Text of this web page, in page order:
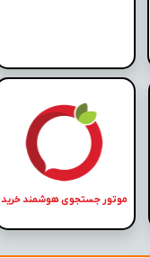
موتور جستجوی هوشمند خرید